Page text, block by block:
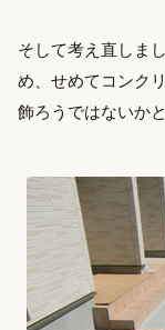
そして考え直しま
め、せめてコンク
飾ろうではないか